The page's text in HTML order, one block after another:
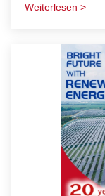
Weiterlesen >